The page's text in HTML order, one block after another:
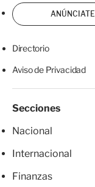
ANÚNCIATE
Directorio
Aviso de Privacidad
Secciones
Nacional
Internacional
Finanzas